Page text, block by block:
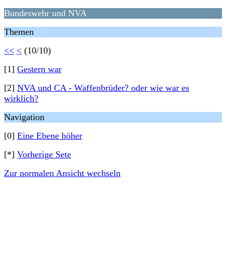
Bundeswehr und NVA
Themen
<< < (10/10)
[1] Gestern war
[2] NVA und CA - Waffenbrüder? oder wie war es
wirklich?
Navigation
[0] Eine Ebene höher
[*] Vorherige Sete
Zur normalen Ansicht wechseln